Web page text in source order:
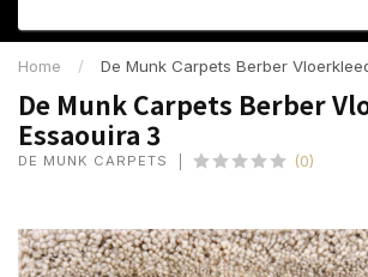
Home / De Munk Carpets Berber
De Munk Carpets Berber
Essaouira 3
DE MUNK CARPETS (0)